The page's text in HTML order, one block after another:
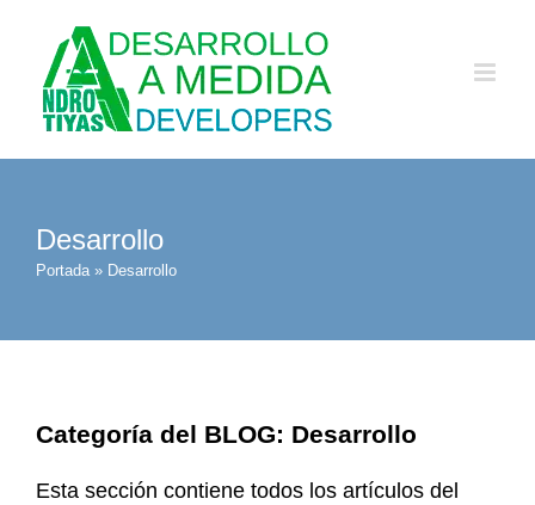
contenido
Desarrollo
Portada» Desarrollo
Categoría del BLOG: Desarrollo
Esta sección contiene todos los artículos del